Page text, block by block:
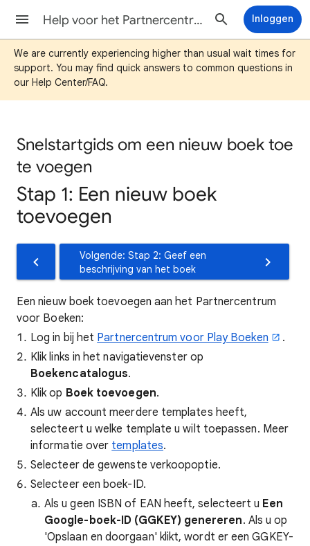
Help voor het Partnercentrum voor Google Play Boeken Inloggen
We are currently experiencing higher than usual wait times for
support. You may find quick answers to common questions in
our Help Center/FAQ.
Snelstartgids om een nieuw boek toe
te voegen
Stap 1: Een nieuw boek
toevoegen
Volgende: Stap 2: Geef een
beschrijving van het boek
Een nieuw boek toevoegen aan het Partnercentrum
voor Boeken:
Log in bij het Partnercentrum voor Play Boeken
.
Klik links in het navigatievenster op
Boekencatalogus.
Klik op Boek toevoegen.
Als uw account meerdere templates heeft,
selecteert u welke template u wilt toepassen. Meer
informatie over templates.
Selecteer de gewenste verkoopoptie.
Selecteer een boek-ID.
Als u geen ISBN of EAN heeft, selecteert u Een
Google-boek-ID (GGKEY) genereren. Als u op
'Opslaan en doorgaan' klikt, wordt er een GGKEY-